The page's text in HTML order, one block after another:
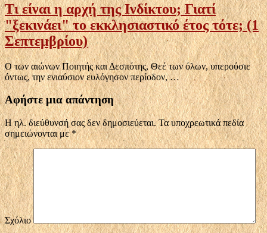
Τι είναι η αρχή της Ινδίκτου; Γιατί
"ξεκινάει" το εκκλησιαστικό έτος τότε; (1
Σεπτεμβρίου)
Ο των αιώνων Ποιητής και Δεσπότης, Θεέ των όλων, υπερούσιε
όντως, την ενιαύσιον ευλόγησον περίοδον, …
Αφήστε μια απάντηση
Η ηλ. διεύθυνσή σας δεν δημοσιεύεται.Τα υποχρεωτικά πεδία
σημειώνονται με*
Σχόλιο